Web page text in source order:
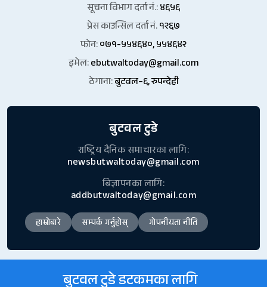
सूचना विभाग दर्ता नं.:४६५६
प्रेस काउन्सिल दर्ता नं.१२६७
फोन:०७१-५५४६४०, ५५४६४२
इमेल:ebutwaltoday@gmail.com
ठेगाना:बुटवल–६, रुपन्देही
बुटवल टुडे
राष्ट्रिय दैनिक समाचारका लागि:
newsbutwaltoday@gmail.com
बिज्ञापनका लागि:
addbutwaltoday@gmail.com
हाम्रोबारे सम्पर्क गर्नुहोस् गोपनीयता नीति